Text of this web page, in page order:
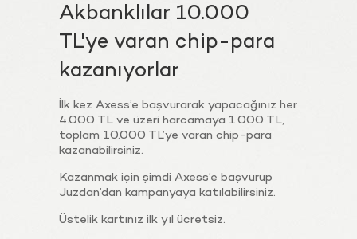
Akbanklılar 10.000
TL'ye varan chip-para
kazanıyorlar
İlk kez Axess’e başvurarak yapacağınız her
4.000 TL ve üzeri harcamaya 1.000 TL,
toplam 10.000 TL’ye varan chip-para
kazanabilirsiniz.
Kazanmak için şimdi Axess’e başvurup
Juzdan’dan kampanyaya katılabilirsiniz.
Üstelik kartınız ilk yıl ücretsiz.